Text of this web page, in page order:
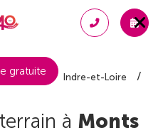
gratuite
+ terrain
Indre-et-Loire
à Monts